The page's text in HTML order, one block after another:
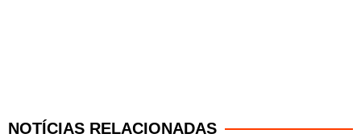
NOTÍCIAS RELACIONADAS